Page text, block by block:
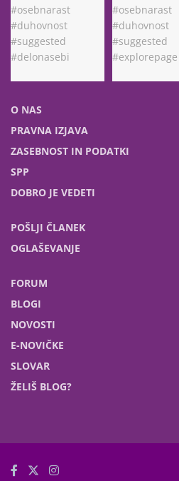
O NAS
PRAVNA IZJAVA
ZASEBNOST IN PODATKI
SPP
DOBRO JE VEDETI
POŠLJI ČLANEK
OGLAŠEVANJE
FORUM
BLOGI
NOVOSTI
E-NOVIČKE
SLOVAR
ŽELIŠ BLOG?